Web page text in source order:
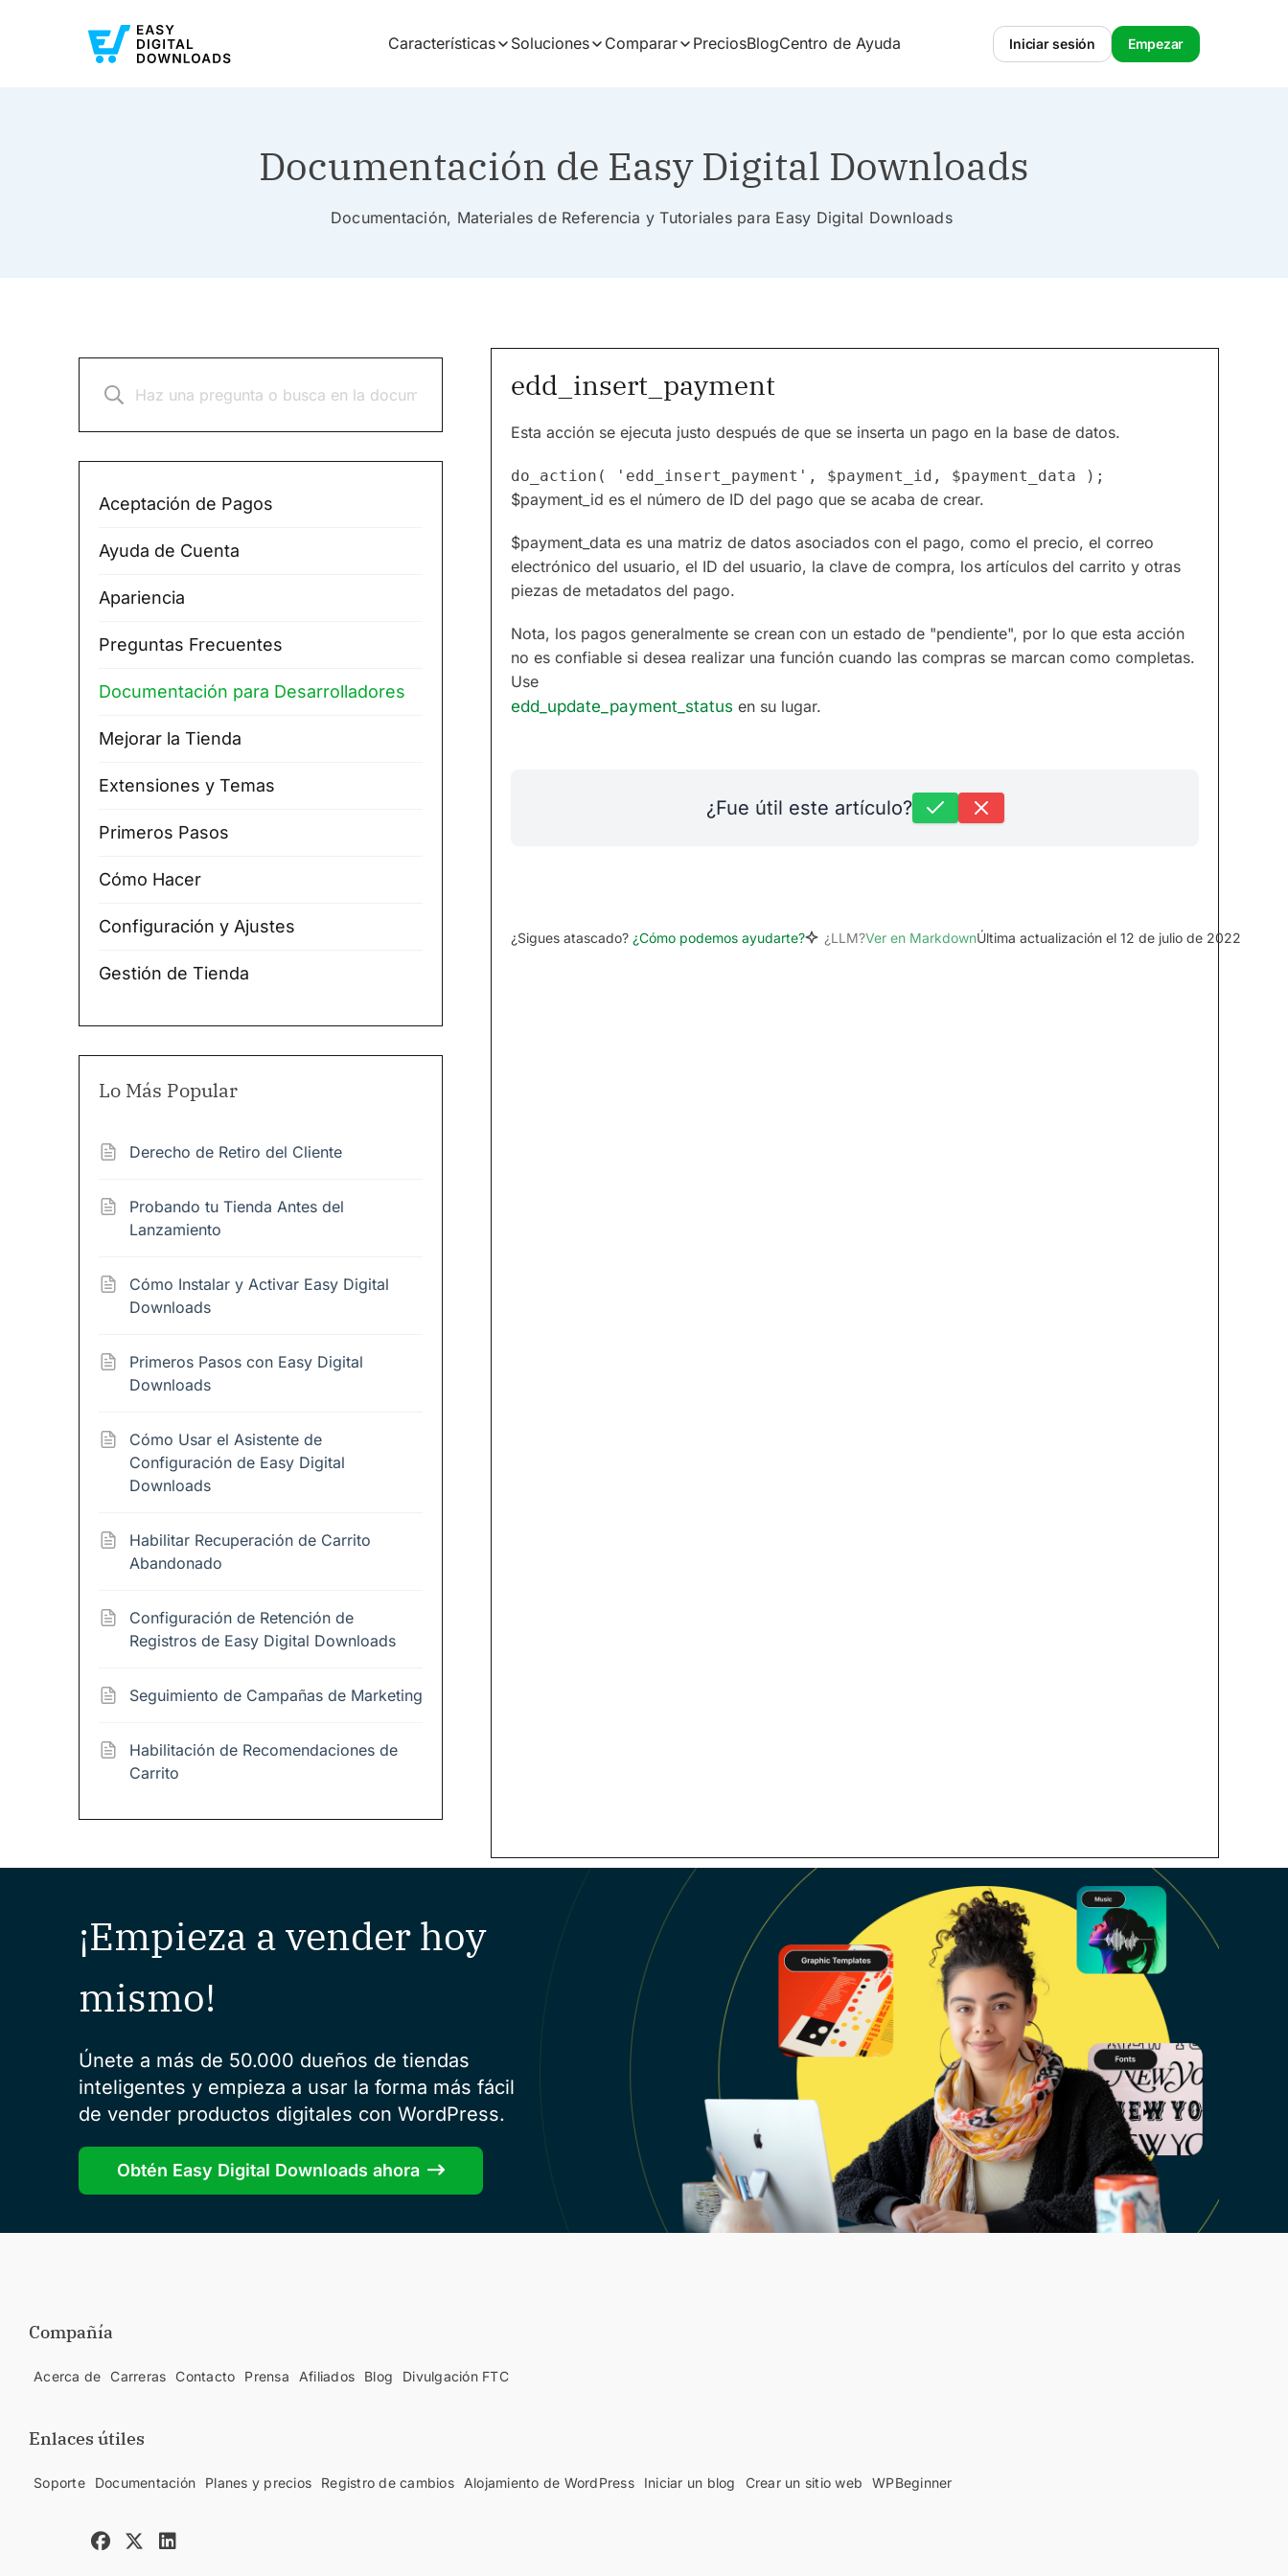
Características Soluciones Comparar PreciosBlogCentro de Ayuda Iniciar sesión Empezar
Documentación de Easy Digital Downloads
Documentación, Materiales de Referencia y Tutoriales para Easy Digital Downloads
Aceptación de Pagos
Ayuda de Cuenta
Apariencia
Preguntas Frecuentes
Documentación para Desarrolladores
Mejorar la Tienda
Extensiones y Temas
Primeros Pasos
Cómo Hacer
Configuración y Ajustes
Gestión de Tienda
Lo Más Popular
Derecho de Retiro del Cliente
Probando tu Tienda Antes del
Lanzamiento
Cómo Instalar y Activar Easy Digital
Downloads
Primeros Pasos con Easy Digital
Downloads
Cómo Usar el Asistente de
Configuración de Easy Digital
Downloads
Habilitar Recuperación de Carrito
Abandonado
Configuración de Retención de
Registros de Easy Digital Downloads
Seguimiento de Campañas de Marketing
Habilitación de Recomendaciones de
Carrito
edd_insert_payment
Esta acción se ejecuta justo después de que se inserta un pago en la base de datos.
$payment_id es el número de ID del pago que se acaba de crear.
$payment_data es una matriz de datos asociados con el pago, como el precio, el correo
electrónico del usuario, el ID del usuario, la clave de compra, los artículos del carrito y otras
piezas de metadatos del pago.
Nota, los pagos generalmente se crean con un estado de "pendiente", por lo que esta acción
no es confiable si desea realizar una función cuando las compras se marcan como completas.
Use
edd_update_payment_status en su lugar.
¿Fue útil este artículo?
¿Sigues atascado? ¿Cómo podemos ayudarte? ¿LLM?Ver en MarkdownÚltima actualización el 12 de julio de 2022
¡Empieza a vender hoy
mismo!
Únete a más de 50.000 dueños de tiendas
inteligentes y empieza a usar la forma más fácil
de vender productos digitales con WordPress.
Obtén Easy Digital Downloads ahora
Compañía
Acerca de Carreras Contacto Prensa Afiliados Blog Divulgación FTC
Enlaces útiles
Soporte Documentación Planes y precios Registro de cambios Alojamiento de WordPress Iniciar un blog Crear un sitio web WPBeginner